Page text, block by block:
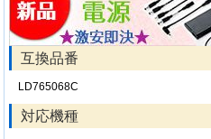
互換品番
LD765068C
対応機種